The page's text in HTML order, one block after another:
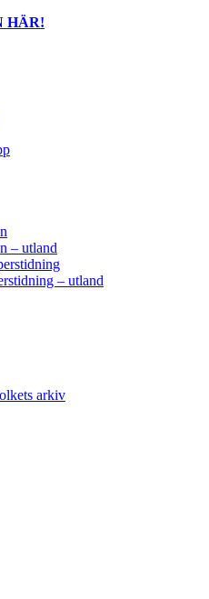
HÄR!
– utland
– utland
arkiv